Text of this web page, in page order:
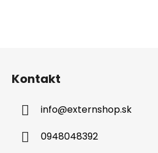
Kontakt
info@externshop.sk
0948048392